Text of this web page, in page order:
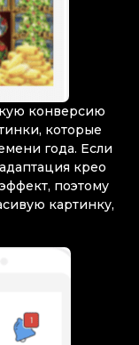
конверсию
которые
года. Если
крео
поэтому
картинку,